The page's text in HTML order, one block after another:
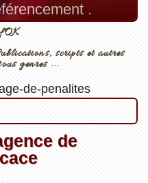
.
scripts et autres
genres ...
de-penalites
de